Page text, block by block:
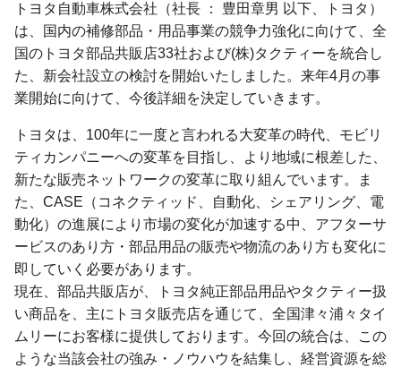
トヨタ自動車株式会社（社長 ： 豊田章男 以下、トヨタ）
は、国内の補修部品・用品事業の競争力強化に向けて、全
国のトヨタ部品共販店33社および(株)タクティーを統合し
た、新会社設立の検討を開始いたしました。来年4月の事
業開始に向けて、今後詳細を決定していきます。
トヨタは、100年に一度と言われる大変革の時代、モビリ
ティカンパニーへの変革を目指し、より地域に根差した、
新たな販売ネットワークの変革に取り組んでいます。ま
た、CASE（コネクティッド、自動化、シェアリング、電
動化）の進展により市場の変化が加速する中、アフターサ
ービスのあり方・部品用品の販売や物流のあり方も変化に
即していく必要があります。
現在、部品共販店が、トヨタ純正部品用品やタクティー扱
い商品を、主にトヨタ販売店を通じて、全国津々浦々タイ
ムリーにお客様に提供しております。今回の統合は、この
ような当該会社の強み・ノウハウを結集し、経営資源を総